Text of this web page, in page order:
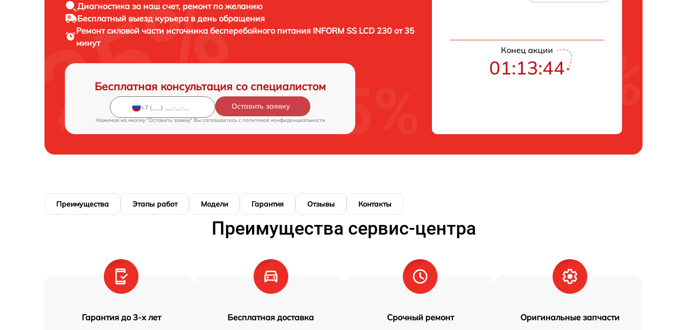
Диагностика за наш счет, ремонт по желанию
Бесплатный выезд курьера в день обращения
Ремонт силовой части источника бесперебойного питания INFORM SS LCD 230 от 35
минут
Бесплатная консультация со специалистом
Оставить заявку
Нажимая на кнопку "Оставить заявку" Вы соглашаетесь c политикой конфиденциальности
Конец акции
01:13:43
Преимущества Этапы работ Модели Гарантия Отзывы Контакты
Преимущества сервис-центра
Гарантия до 3-х лет Бесплатная доставка Срочный ремонт Оригинальные запчасти